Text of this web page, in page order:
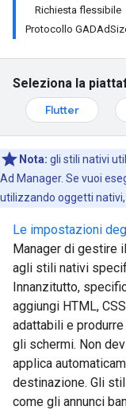
Richiesta flessibile
Protocollo
Seleziona la
Flutter
Nota: gli stili nativi
Ad Manager. Se vuoi
utilizzando oggetti
Le impostazioni
Manager di gestire
agli stili nativi
Innanzitutto,
aggiungi HTML,
adattabili e
gli schermi. Non
applica
destinazione. Gli
come gli annunci